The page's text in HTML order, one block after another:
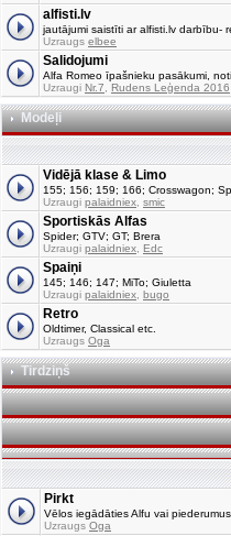
alfisti.lv
jautājumi saistīti ar alfisti.lv darbību-
Uzraugs elbee
Salidojumi
Alfa Romeo īpašnieku pasākumi,
Uzraugi Nr.7 Rudens Leģenda 2016
Modeļi
Vidējā klase & Limo
155; 156; 159; 166; Crosswagon;
Uzraugi palaidniex smic
Sportiskās Alfas
Spider; GTV; GT; Brera
Uzraugi palaidniex Edc
Spaiņi
145; 146; 147; MiTo; Giuletta
Uzraugi palaidniex bugo
Retro
Oldtimer, Classical etc.
Uzraugs Oga
Tirdziņš
Pirkt
Vēlos iegādāties Alfu vai piederumus
Uzraugs Oga